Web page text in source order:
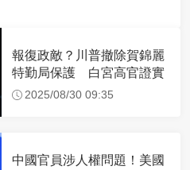
報復政敵？川普撤除賀錦麗
特勤局保護 白宮高官證實
2025/08/30 09:35
中國官員涉人權問題！美國